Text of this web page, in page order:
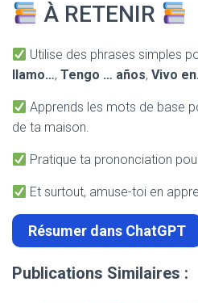
À RETENIR
Utilise des phrases simples
llamo…, Tengo … años, Vivo
Apprends les mots de base
de ta maison.
Pratique ta prononciation
Et surtout, amuse-toi en
Résumer dans ChatGPT
Publications Similaires :